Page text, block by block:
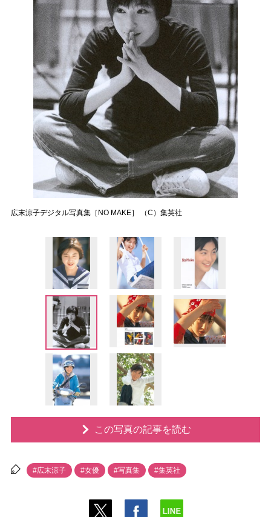
広末涼子デジタル写真集［NO MAKE］ （C）集英社
この写真の記事を読む
#広末涼子 #女優 #写真集 #集英社